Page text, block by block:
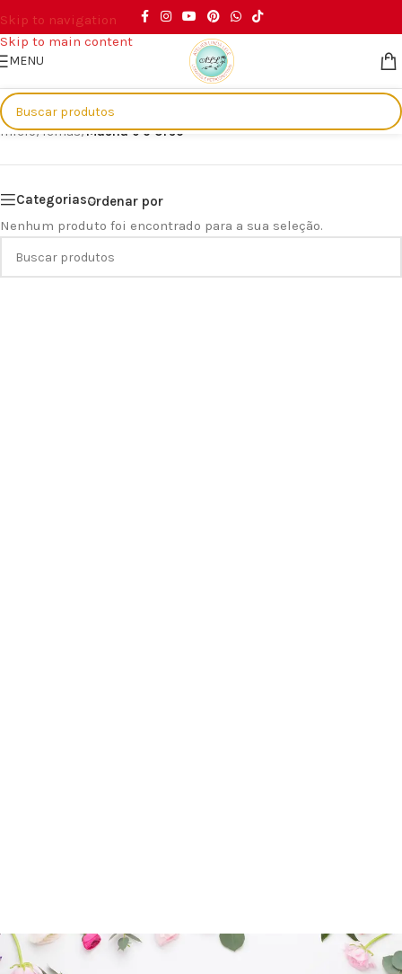
Skip to navigation
Skip to main content
MENU
Início/Temas/Masha e o Urso
CategoriasOrdenar por
Nenhum produto foi encontrado para a sua seleção.